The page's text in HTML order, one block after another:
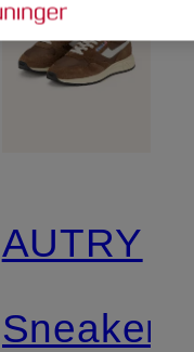
AUTRY
Sneaker